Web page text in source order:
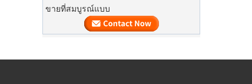
โรงงานของเราสามารถเสนอไม้แขวน
กำมะหยี่ที่ปรับแต่งได้สูง
ขายที่สมบูรณ์แบบ